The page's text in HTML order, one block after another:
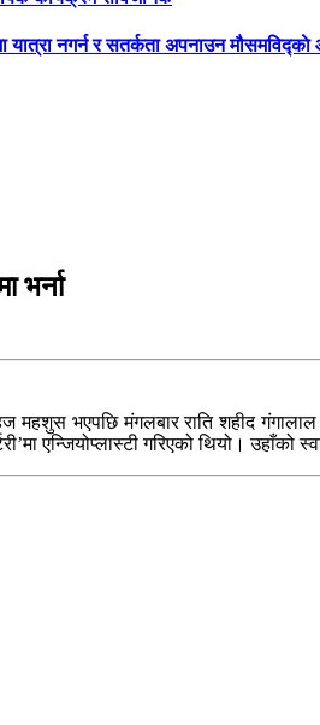
नगर्न र सतर्कता अपनाउन
भर्ना
भएपछि मंगलबार राति शहीद
एन्जियोप्लास्टी गरिएको थियो।